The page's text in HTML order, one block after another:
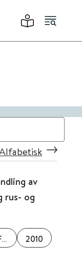
av
rus- og
Folkehelseinstituttet (FHI) 2010